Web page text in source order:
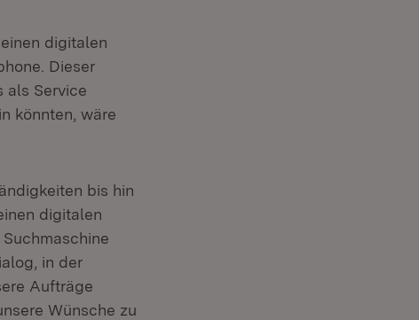
digitalen
Dieser
als Service
könnten, wäre
bis hin
digitalen
in der
Aufträge
Wünsche zu